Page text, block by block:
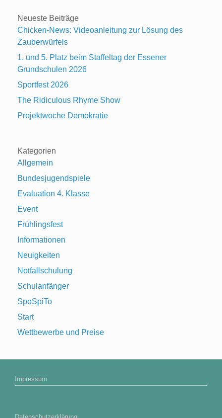
Neueste Beiträge
Chicken-News: Videoanleitung zur Lösung des
Zauberwürfels
1. und 5. Platz beim Staffeltag der Essener
Grundschulen 2026
Sportfest 2026
The Ridiculous Rhyme Show
Projektwoche Demokratie
Kategorien
Allgemein
Bundesjugendspiele
Evaluation 4. Klasse
Event
Frühlingsfest
Informationen
Neuigkeiten
Notfallschulung
Schulanfänger
SpoSpiTo
Start
Wettbewerbe und Preise
Impressum